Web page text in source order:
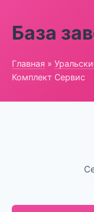
База
Главная »
Комплект Сервис